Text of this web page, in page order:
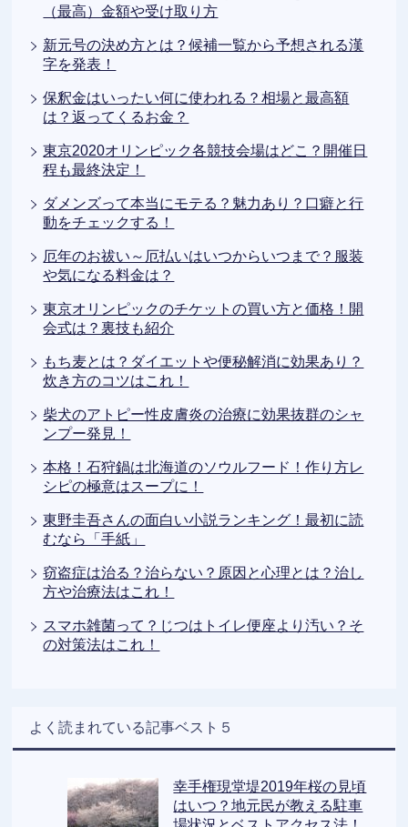
（最高）金額や受け取り方
新元号の決め方とは？候補一覧から予想される漢
字を発表！
保釈金はいったい何に使われる？相場と最高額
は？返ってくるお金？
東京2020オリンピック各競技会場はどこ？開催日
程も最終決定！
ダメンズって本当にモテる？魅力あり？口癖と行
動をチェックする！
厄年のお祓い～厄払いはいつからいつまで？服装
や気になる料金は？
東京オリンピックのチケットの買い方と価格！開
会式は？裏技も紹介
もち麦とは？ダイエットや便秘解消に効果あり？
炊き方のコツはこれ！
柴犬のアトピー性皮膚炎の治療に効果抜群のシャ
ンプー発見！
本格！石狩鍋は北海道のソウルフード！作り方レ
シピの極意はスープに！
東野圭吾さんの面白い小説ランキング！最初に読
むなら「手紙」
窃盗症は治る？治らない？原因と心理とは？治し
方や治療法はこれ！
スマホ雑菌って？じつはトイレ便座より汚い？そ
の対策法はこれ！
よく読まれている記事ベスト５
幸手権現堂堤2019年桜の見頃
はいつ？地元民が教える駐車